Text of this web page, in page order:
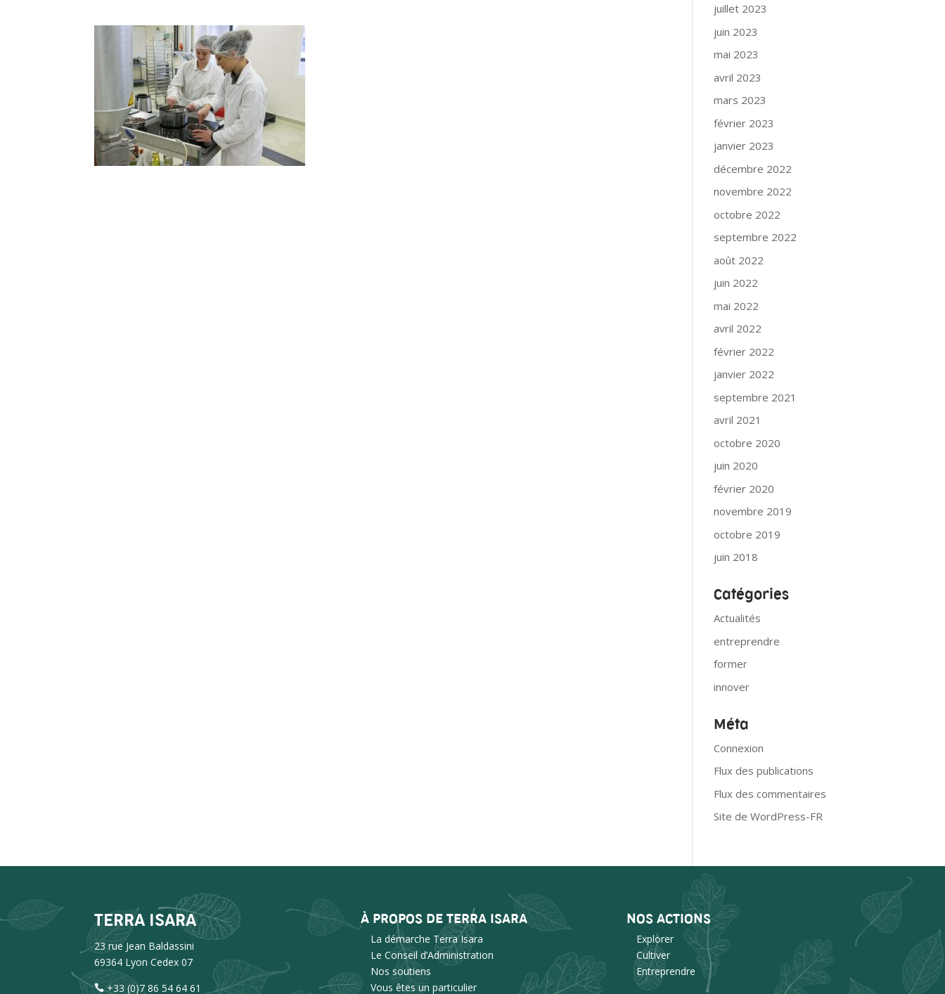
juillet 2023
juin 2023
mai 2023
avril 2023
mars 2023
février 2023
janvier 2023
décembre 2022
novembre 2022
octobre 2022
septembre 2022
août 2022
juin 2022
mai 2022
avril 2022
février 2022
janvier 2022
septembre 2021
avril 2021
octobre 2020
juin 2020
février 2020
novembre 2019
octobre 2019
juin 2018
Catégories
Actualités
entreprendre
former
innover
Méta
Connexion
Flux des publications
Flux des commentaires
Site de WordPress-FR
TERRA ISARA
23 rue Jean Baldassini
69364 Lyon Cedex 07
+33 (0)7 86 54 64 61
À PROPOS DE TERRA ISARA
La démarche Terra Isara
Le Conseil d’Administration
Nos soutiens
Vous êtes un particulier
NOS ACTIONS
Explorer
Cultiver
Entreprendre